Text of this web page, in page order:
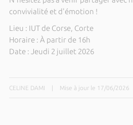
convivialité et d'émotion !
Lieu : IUT de Corse, Corte
Horaire : À partir de 16h
Date : Jeudi 2 juillet 2026
CELINE DAMI Mise à jour le 17/06/2026